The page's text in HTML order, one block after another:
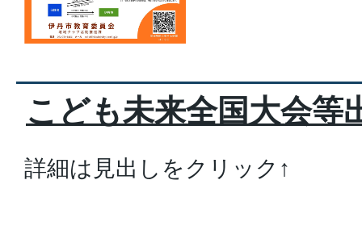
こども未来全国大会等
詳細は見出しをクリック↑